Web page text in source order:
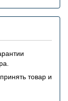
товар и